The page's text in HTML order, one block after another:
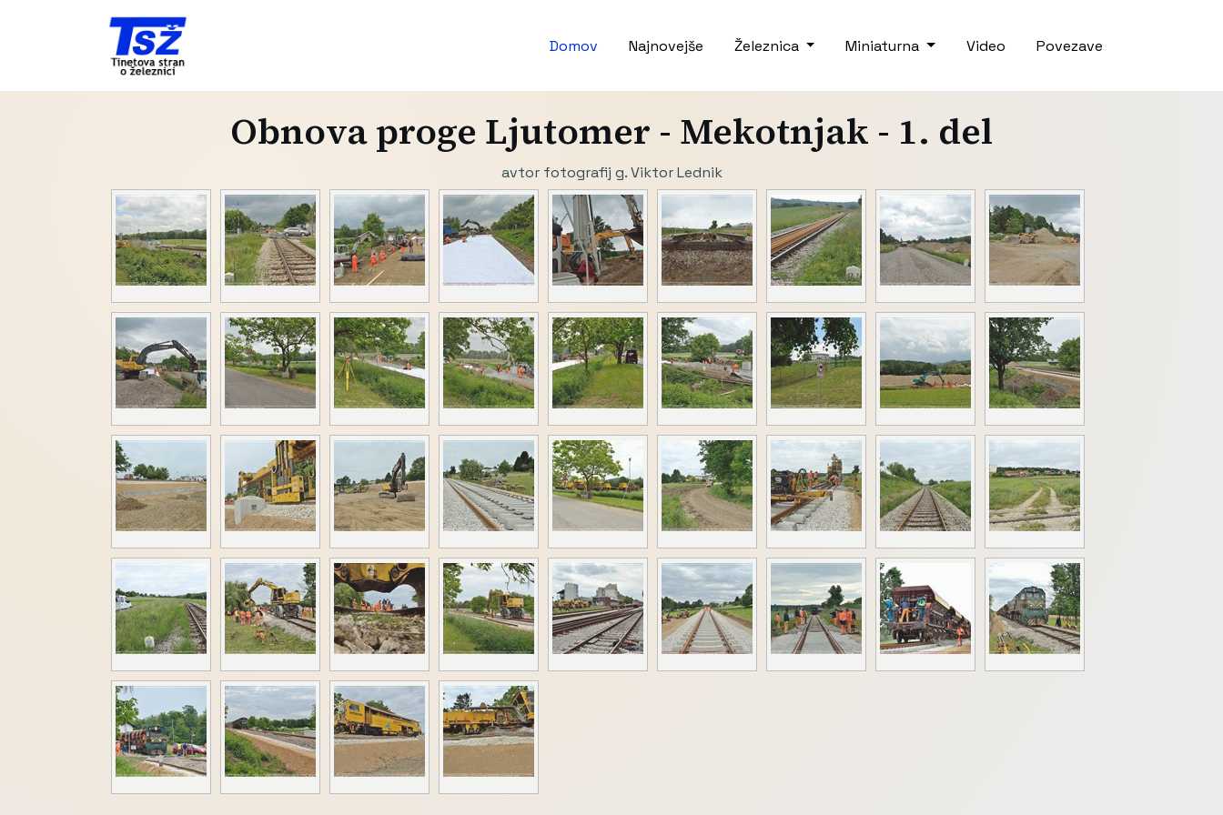
Domov Najnovejše Železnica Miniaturna Video Povezave
Obnova proge Ljutomer - Mekotnjak - 1. del
avtor fotografij g. Viktor Lednik